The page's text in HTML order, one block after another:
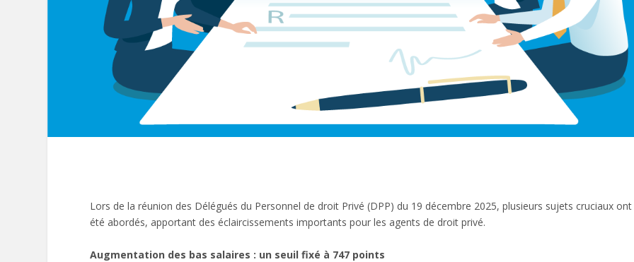
Lors de la réunion des Délégués du Personnel de droit Privé (DPP) du 19 décembre 2025, plusieurs sujets cruciaux ont
été abordés, apportant des éclaircissements importants pour les agents de droit privé.
Augmentation des bas salaires : un seuil fixé à 747 points